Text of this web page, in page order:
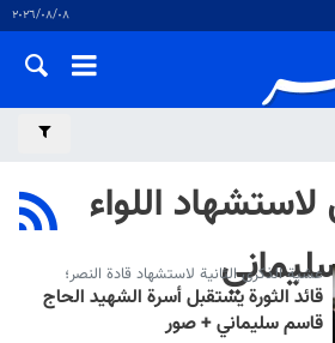
٠٨‏/٠٨‏/٢٠٢٦
لاستشهاد اللواء
عشية الذكرى الثانية لاستشهاد قادة النصر؛
قائد الثورة يستقبل أسرة الشهيد الحاج
قاسم سليماني + صور